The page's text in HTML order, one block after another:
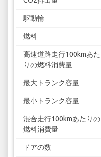
駆動輪
燃料
高速道路走行100kmあた
りの燃料消費量
最大トランク容量
最小トランク容量
混合走行100kmあたりの
燃料消費量
ドアの数